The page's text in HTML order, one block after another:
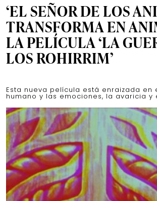
‘EL SEÑOR DE LOS
TRANSFORMA EN
LA PELÍCULA ‘LA
LOS ROHIRRIM’
Esta nueva película está enraizada en
humano y las emociones, la avaricia y